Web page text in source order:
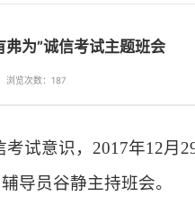
为”诚信考试主题班会
浏览次数：187
试意识， 2017年12月
导员谷静主持班会。